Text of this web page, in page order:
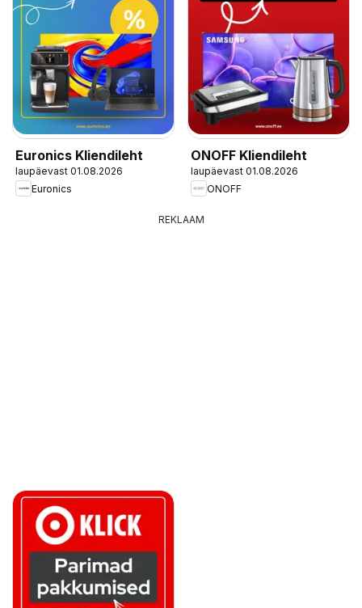
Euronics Kliendileht
laupäevast 01.08.2026
Euronics
ONOFF Kliendileht
laupäevast 01.08.2026
ONOFF
REKLAAM